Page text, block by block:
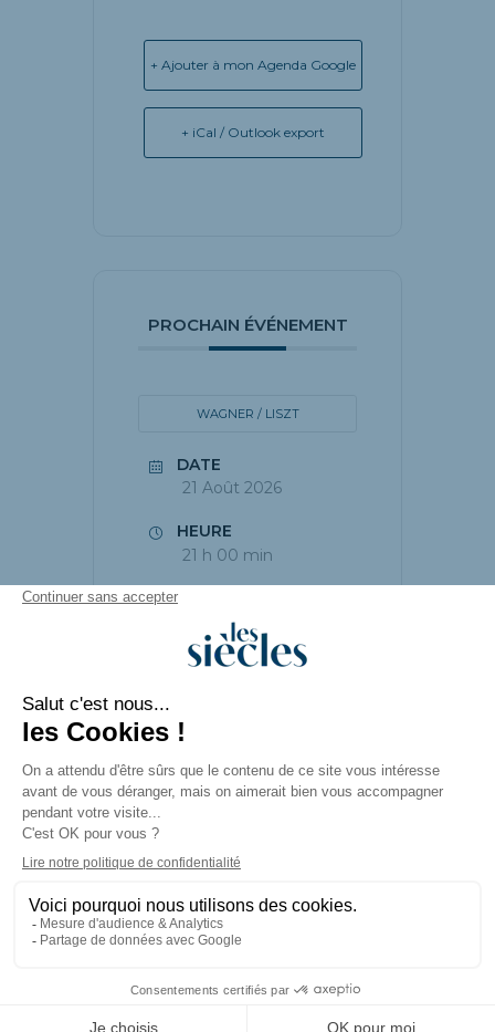
+ Ajouter à mon Agenda Google
+ iCal / Outlook export
PROCHAIN ÉVÉNEMENT
WAGNER / LISZT
DATE
21 Août 2026
HEURE
21 h 00 min
PARTAGEZ CET